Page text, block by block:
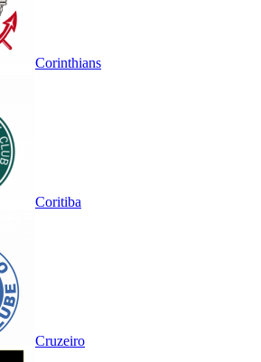
Corinthians
Coritiba
Cruzeiro